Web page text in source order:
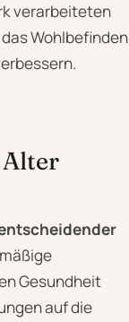
verarbeiteten
Wohlbefinden
Alter
Gesundheit
auf die